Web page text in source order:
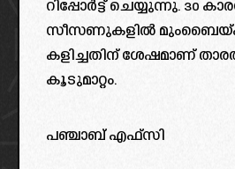
റിപ്പോർട്ട് ചെയ്യുന്നു. 30
സീസണുകളിൽ
കളിച്ചതിന് ശേഷമാണ്
കൂടുമാറ്റം.
പഞ്ചാബ് എഫ്സി